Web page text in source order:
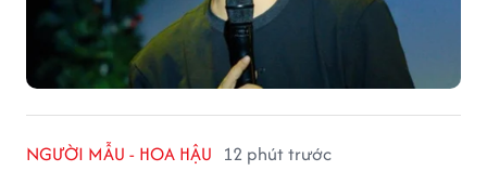
NGƯỜI MẪU - HOA HẬU 12 phút trước